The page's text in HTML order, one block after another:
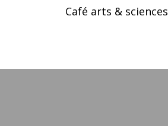
Café arts & sciences